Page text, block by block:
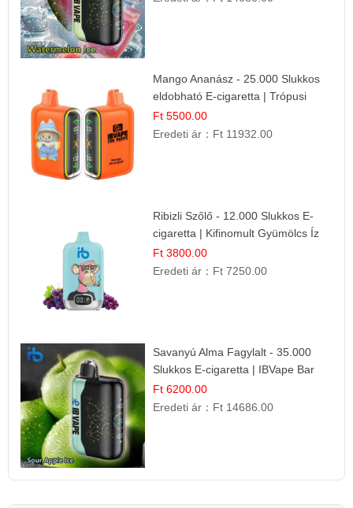
Mango Ananász - 25.000 Slukkos
eldobható E-cigaretta | Trópusi
Ízélmény
Ft 5500.00
Eredeti ár： Ft 11932.00
Ribizli Szőlő - 12.000 Slukkos E-
cigaretta | Kifinomult Gyümölcs Íz
Ft 3800.00
Eredeti ár： Ft 7250.00
Savanyú Alma Fagylalt - 35.000
Slukkos E-cigaretta | IBVape Bar
Ft 6200.00
Eredeti ár： Ft 14686.00